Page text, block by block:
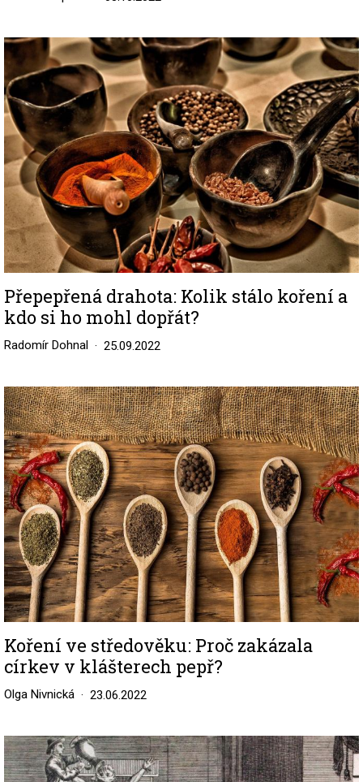
Image
Přepepřená drahota: Kolik stálo koření a
kdo si ho mohl dopřát?
Radomír Dohnal 25.09.2022
Image
Koření ve středověku: Proč zakázala
církev v klášterech pepř?
Olga Nivnická 23.06.2022
Image